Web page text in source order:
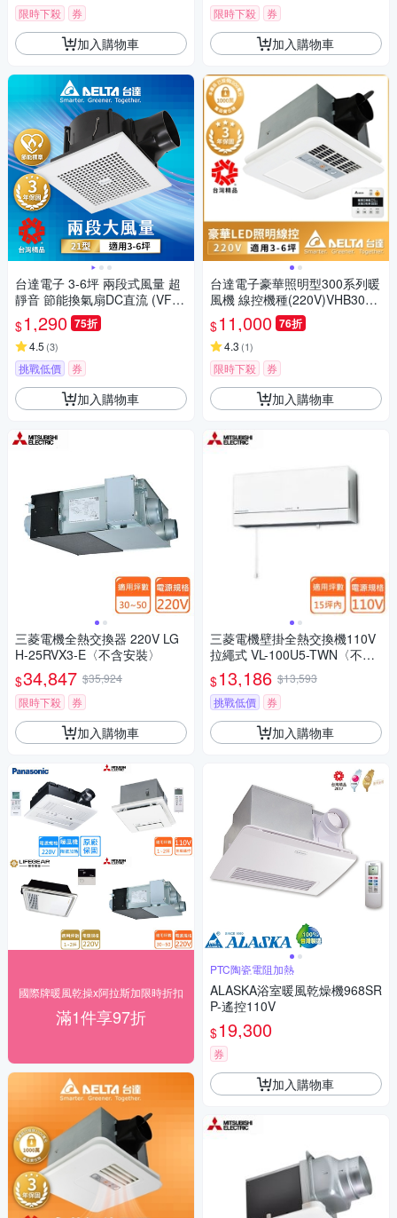
限時下殺 券
加入購物車
台達電子 3-6坪 兩段式風量 超
靜音 節能換氣扇DC直流 (VFB2
1AXT3)
$1,290 75折
4.5 (3)
挑戰低價 券
加入購物車
三菱電機全熱交換器 220V LG
H-25RVX3-E〈不含安裝〉
$34,847 $35,924
限時下殺
券
加入購物車
國際牌暖風乾操x阿拉斯加限時折扣
滿1件享97折
限時下殺 券
加入購物車
台達電子豪華照明型300系列暖
風機 線控機種(220V)VHB30BC
MT-BLED
$11,000 76折
4.3 (1)
限時下殺 券
加入購物車
三菱電機壁掛全熱交換機110V
拉繩式 VL-100U5-TWN〈不含
安裝〉
$13,186 $13,593
挑戰低價
券
加入購物車
PTC陶瓷電阻加熱
ALASKA浴室暖風乾燥機968SR
P-遙控110V
$19,300
券
加入購物車